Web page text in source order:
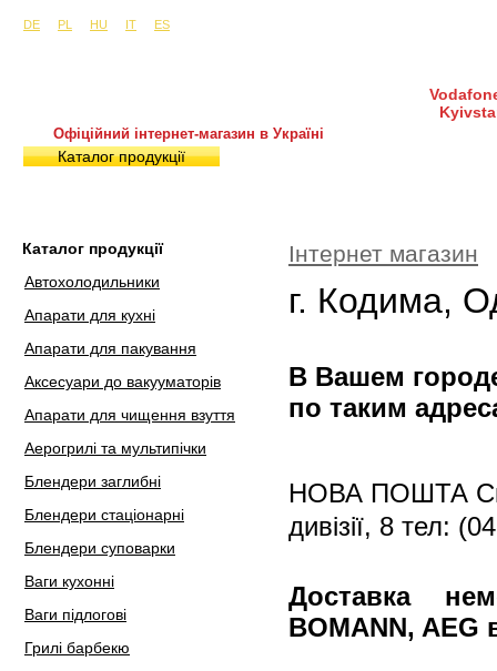
DE
PL HU IT ES
Офіційний інтернет-магазин в Україні
Каталог продукції
Каталог продукції
Автохолодильники
Апарати для кухні
Апарати для пакування
Аксесуари до вакууматорів
Апарати для чищення взуття
Аерогрилі та мультипічки
Блендери заглибні
Блендери стаціонарні
Блендери суповарки
Ваги кухонні
Ваги підлогові
Грилі барбекю
Інтернет магазин
г. Кодима,
В Вашем
по таким
НОВА ПОШТА
дивізії, 8 тел:
Доставка
BOMANN, AEG